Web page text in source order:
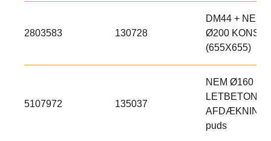
2803583 130728
DM44 + NEM
Ø200 KONSOL
(655X655)
5107972 135037
NEM Ø160 MM
LETBETON
AFDÆKNING
puds